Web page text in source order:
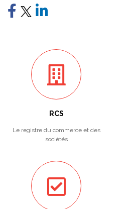
RCS
Le registre du commerce et des
sociétés